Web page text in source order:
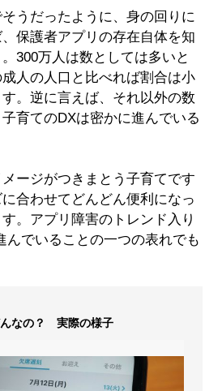
うだったように、身の回りに
保護者アプリの存在自体を知
300万人は数としては多いと
人の人口と比べれば割合は小
。逆に言えば、それ以外の数
育てのDXは密かに進んでいる
メージがつきまとう子育てです
合わせてどんどん便利になっ
。アプリ障害のトレンド入り
んでいることの一つの表れでも
んなの？ 実際の様子